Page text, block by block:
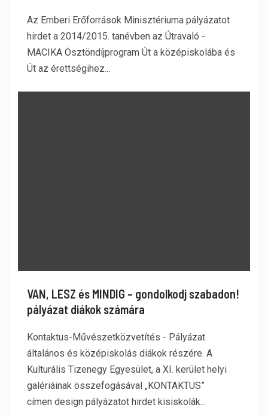
Az Emberi Erőforrások Minisztériuma pályázatot
hirdet a 2014/2015. tanévben az Útravaló -
MACIKA Ösztöndíjprogram Út a középiskolába és
Út az érettségihez...
VAN, LESZ és MINDIG – gondolkodj szabadon!
pályázat diákok számára
Kontaktus-Művészetközvetítés - Pályázat
általános és középiskolás diákok részére. A
Kulturális Tizenegy Egyesület, a XI. kerület helyi
galériáinak összefogásával „KONTAKTUS”
címen design pályázatot hirdet kisiskolák...